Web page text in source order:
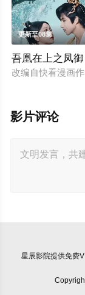
更新至08集
吾凰在上之凤
改编自快看漫画
影片评论
星辰影院提供免费